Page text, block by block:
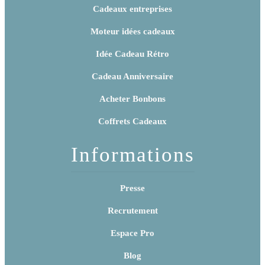
Cadeaux entreprises
Moteur idées cadeaux
Idée Cadeau Rétro
Cadeau Anniversaire
Acheter Bonbons
Coffrets Cadeaux
Informations
Presse
Recrutement
Espace Pro
Blog